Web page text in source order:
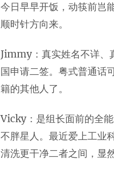
今日早早开饭，动筷前岂
顺时针方向来。
Jimmy：真实姓名不详、
国申请二签。粤式普通话
籍的其他人了。
Vicky：是组长面前的全
不胖星人。最近爱上工业
清洗更干净二者之间，显